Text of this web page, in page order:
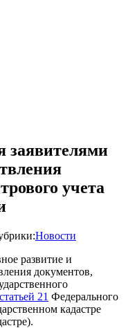
заявителями
учета
Новости
развитие и
документов,
статьей 21 Федерального
кадастре